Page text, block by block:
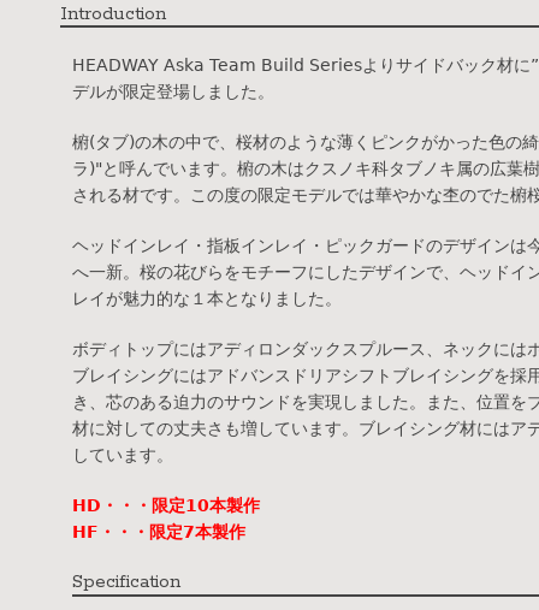
Introduction
HEADWAY Aska Team Build Seriesよりサイドバック材に
デルが限定登場しました。
椨(タブ)の木の中で、桜材のような薄くピンクがかった色の
ラ)"と呼んでいます。椨の木はクスノキ科タブノキ属の広葉
される材です。この度の限定モデルでは華やかな杢のでた椨
ヘッドインレイ・指板インレイ・ピックガードのデザインは
へ一新。桜の花びらをモチーフにしたデザインで、ヘッドイ
レイが魅力的な１本となりました。
ボディトップにはアディロンダックスプルース、ネックには
ブレイシングにはアドバンスドリアシフトブレイシングを採
き、芯のある迫力のサウンドを実現しました。また、位置を
材に対しての丈夫さも増しています。ブレイシング材にはア
しています。
HD・・・限定10本製作
HF・・・限定7本製作
Specification